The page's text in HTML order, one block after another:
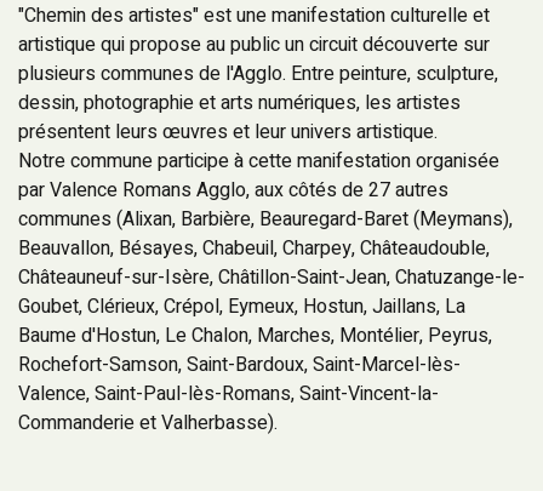
"Chemin des artistes" est une manifestation culturelle et
artistique qui propose au public un circuit découverte sur
plusieurs communes de l'Agglo. Entre peinture, sculpture,
dessin, photographie et arts numériques, les artistes
présentent leurs œuvres et leur univers artistique.
Notre commune participe à cette manifestation organisée
par Valence Romans Agglo, aux côtés de 27 autres
communes (Alixan, Barbière, Beauregard-Baret (Meymans),
Beauvallon, Bésayes, Chabeuil, Charpey, Châteaudouble,
Châteauneuf-sur-Isère, Châtillon-Saint-Jean, Chatuzange-le-
Goubet, Clérieux, Crépol, Eymeux, Hostun, Jaillans, La
Baume d'Hostun, Le Chalon, Marches, Montélier, Peyrus,
Rochefort-Samson, Saint-Bardoux, Saint-Marcel-lès-
Valence, Saint-Paul-lès-Romans, Saint-Vincent-la-
Commanderie et Valherbasse).